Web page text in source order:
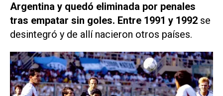
Argentina y quedó eliminada por penales
tras empatar sin goles. Entre 1991 y 1992 se
desintegró y de allí nacieron otros países.